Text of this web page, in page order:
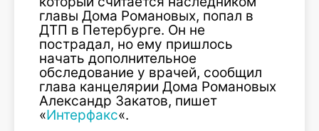
главы Дома Романовых, попал в
ДТП в Петербурге. Он не
пострадал, но ему пришлось
начать дополнительное
обследование у врачей, сообщил
глава канцелярии Дома Романовых
Александр Закатов, пишет
«Интерфакс«.